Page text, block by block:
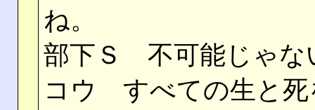
ね。
部下Ｓ 不可能じゃな
コウ すべての生と死